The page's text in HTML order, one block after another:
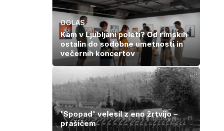
OGLAS
Kam v Ljubljani poleti? Od rimskih
ostalin do sodobne umetnosti in
večernih koncertov
'Spopad' velesil z eno žrtvijo –
prašičem